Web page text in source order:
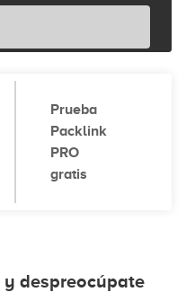
Prueba
Packlink
PRO
gratis
y despreocúpate